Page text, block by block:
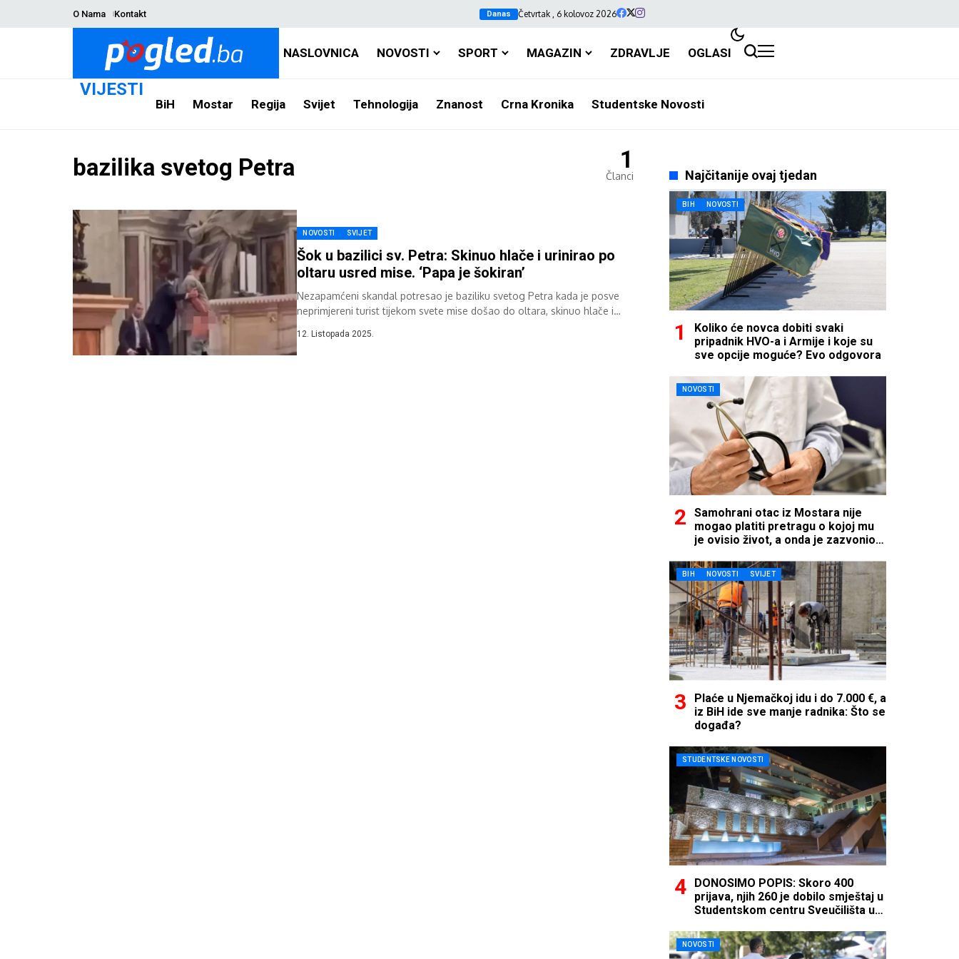
O Nama Kontakt Danas Četvrtak , 6 kolovoz 2026
NASLOVNICA NOVOSTI SPORT MAGAZIN ZDRAVLJE OGLASI
VIJESTI
BiH Mostar Regija Svijet Tehnologija Znanost Crna Kronika Studentske Novosti
bazilika svetog Petra 1
Članci
NOVOSTI SVIJET
Šok u bazilici sv. Petra: Skinuo hlače i urinirao po
oltaru usred mise. ‘Papa je šokiran’
Nezapamćeni skandal potresao je baziliku svetog Petra kada je posve
neprimjereni turist tijekom svete mise došao do oltara, skinuo hlače i
12. Listopada 2025.
Najčitanije ovaj tjedan
BIH NOVOSTI
Koliko će novca dobiti svaki
pripadnik HVO-a i Armije i koje su
sve opcije moguće? Evo odgovora
NOVOSTI
Samohrani otac iz Mostara nije
mogao platiti pretragu o kojoj mu
je ovisio život, a onda je zazvonio
BIH NOVOSTI SVIJET
Plaće u Njemačkoj idu i do 7.000 €, a
iz BiH ide sve manje radnika: Što se
događa?
STUDENTSKE NOVOSTI
DONOSIMO POPIS: Skoro 400
prijava, njih 260 je dobilo smještaj u
Studentskom centru Sveučilišta u
NOVOSTI